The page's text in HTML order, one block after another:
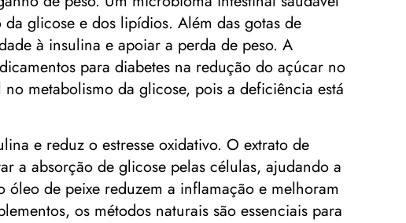
glicose e dos lipídios. Além das gotas de
à insulina e apoiar a perda de peso. A
para diabetes na redução do açúcar no
metabolismo da glicose, pois a deficiência está
e reduz o estresse oxidativo. O extrato de
a absorção de glicose pelas células, ajudando a
óleo de peixe reduzem a inflamação e melhoram
os métodos naturais são essenciais para